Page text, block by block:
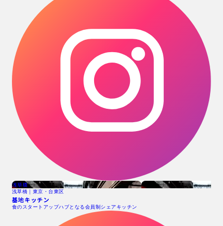
浅草橋
浅草橋｜東京・台東区
基地キッチン
食のスタートアップハブとなる会員制シェアキッチン